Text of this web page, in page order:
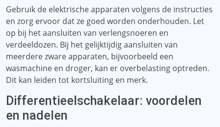
Gebruik de elektrische apparaten volgens de instructies
en zorg ervoor dat ze goed worden onderhouden. Let
op bij het aansluiten van verlengsnoeren en
verdeeldozen. Bij het gelijktijdig aansluiten van
meerdere zware apparaten, bijvoorbeeld een
wasmachine en droger, kan er overbelasting optreden.
Dit kan leiden tot kortsluiting en merk.
Differentieelschakelaar: voordelen
en nadelen